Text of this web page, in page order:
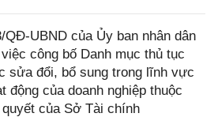
QĐ-UBND của Ủy ban nhân dân
công bố Danh mục thủ tục
sửa đổi, bổ sung trong lĩnh vực
động của doanh nghiệp thuộc
của Sở Tài chính